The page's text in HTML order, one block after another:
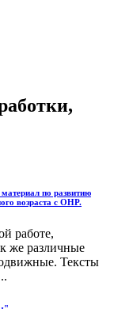
по развитию
возраста с ОНР.
работе,
же различные
Тексты